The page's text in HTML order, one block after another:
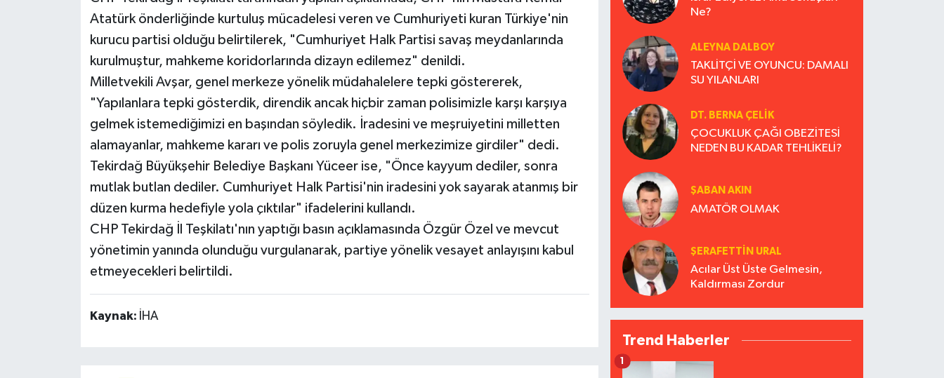
Atatürk önderliğinde kurtuluş mücadelesi veren ve Cumhuriyeti kuran Türkiye'nin
kurucu partisi olduğu belirtilerek, "Cumhuriyet Halk Partisi savaş meydanlarında
kurulmuştur, mahkeme koridorlarında dizayn edilemez" denildi.
Milletvekili Avşar, genel merkeze yönelik müdahalelere tepki göstererek,
"Yapılanlara tepki gösterdik, direndik ancak hiçbir zaman polisimizle karşı karşıya
gelmek istemediğimizi en başından söyledik. İradesini ve meşruiyetini milletten
alamayanlar, mahkeme kararı ve polis zoruyla genel merkezimize girdiler" dedi.
Tekirdağ Büyükşehir Belediye Başkanı Yüceer ise, "Önce kayyum dediler, sonra
mutlak butlan dediler. Cumhuriyet Halk Partisi'nin iradesini yok sayarak atanmış bir
düzen kurma hedefiyle yola çıktılar" ifadelerini kullandı.
CHP Tekirdağ İl Teşkilatı'nın yaptığı basın açıklamasında Özgür Özel ve mevcut
yönetimin yanında olunduğu vurgulanarak, partiye yönelik vesayet anlayışını kabul
etmeyecekleri belirtildi.
Kaynak: İHA
Ne?
ALEYNA DALBOY
TAKLİTÇİ VE OYUNCU: DAMALI
SU YILANLARI
DT. BERNA ÇELIK
ÇOCUKLUK ÇAĞI OBEZİTESİ
NEDEN BU KADAR TEHLİKELİ?
ŞABAN AKIN
AMATÖR OLMAK
ŞERAFETTIN URAL
Acılar Üst Üste Gelmesin,
Kaldırması Zordur
Trend Haberler
1